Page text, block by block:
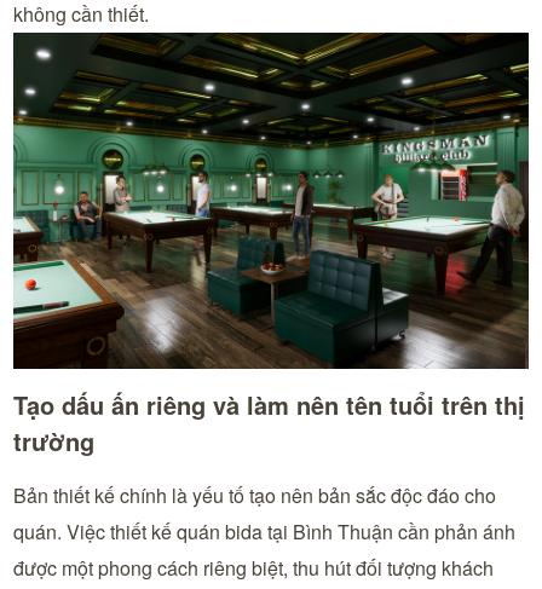
không cần thiết.
Tạo dấu ấn riêng và làm nên tên tuổi trên thị
trường
Bản thiết kế chính là yếu tố tạo nên bản sắc độc đáo cho
quán. Việc thiết kế quán bida tại Bình Thuận cần phản ánh
được một phong cách riêng biệt, thu hút đối tượng khách